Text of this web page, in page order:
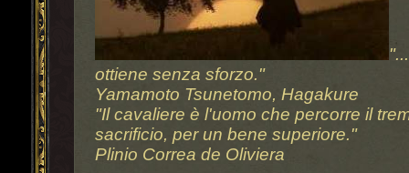
ottiene senza sforzo."
Yamamoto Tsunetomo, Hagakure
"Il cavaliere è l'uomo che percorre il
sacrificio, per un bene superiore."
Plinio Correa de Oliviera